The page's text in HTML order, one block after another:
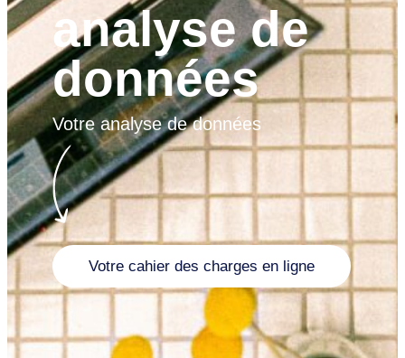
analyse de
données
Votre analyse de données
Votre cahier des charges en ligne